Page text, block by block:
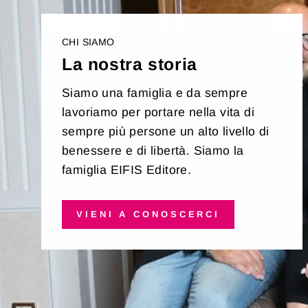
CHI SIAMO
La nostra storia
Siamo una famiglia e da sempre
lavoriamo per portare nella vita di
sempre più persone un alto livello di
benessere e di libertà. Siamo la
famiglia EIFIS Editore.
VIENI A CONOSCERCI